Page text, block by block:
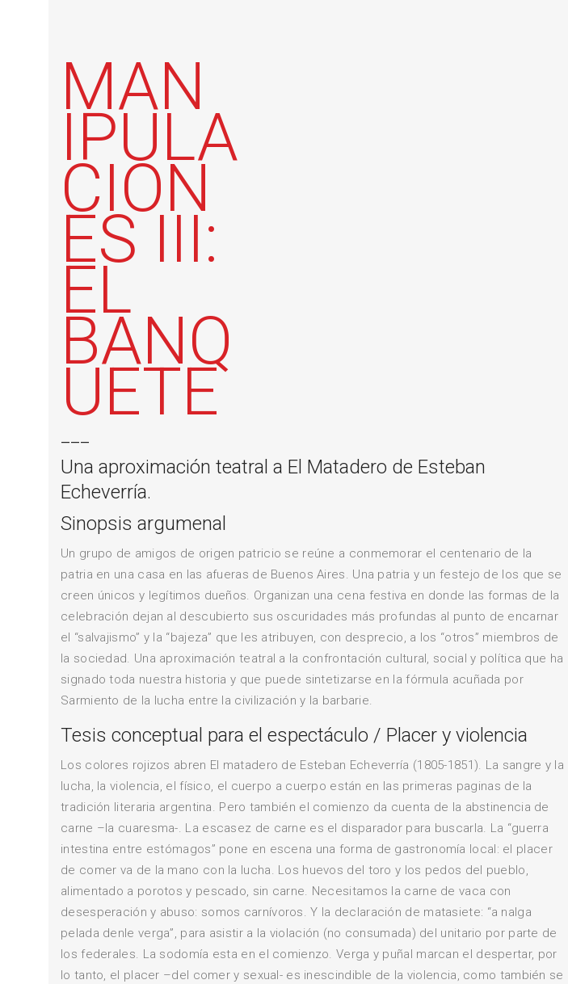
MAN
IPULA
CION
ES III:
EL
BANQ
UETE
Una aproximación teatral a El Matadero de Esteban
Echeverría.
Sinopsis argumenal
Un grupo de amigos de origen patricio se reúne a conmemorar el centenario de la
patria en una casa en las afueras de Buenos Aires. Una patria y un festejo de los que se
creen únicos y legítimos dueños. Organizan una cena festiva en donde las formas de la
celebración dejan al descubierto sus oscuridades más profundas al punto de encarnar
el “salvajismo” y la “bajeza” que les atribuyen, con desprecio, a los “otros” miembros de
la sociedad. Una aproximación teatral a la confrontación cultural, social y política que ha
signado toda nuestra historia y que puede sintetizarse en la fórmula acuñada por
Sarmiento de la lucha entre la civilización y la barbarie.
Tesis conceptual para el espectáculo / Placer y violencia
Los colores rojizos abren El matadero de Esteban Echeverría (1805-1851). La sangre y la
lucha, la violencia, el físico, el cuerpo a cuerpo están en las primeras paginas de la
tradición literaria argentina. Pero también el comienzo da cuenta de la abstinencia de
carne –la cuaresma-. La escasez de carne es el disparador para buscarla. La “guerra
intestina entre estómagos” pone en escena una forma de gastronomía local: el placer
de comer va de la mano con la lucha. Los huevos del toro y los pedos del pueblo,
alimentado a porotos y pescado, sin carne. Necesitamos la carne de vaca con
desesperación y abuso: somos carnívoros. Y la declaración de matasiete: “a nalga
pelada denle verga”, para asistir a la violación (no consumada) del unitario por parte de
los federales. La sodomía esta en el comienzo. Verga y puñal marcan el despertar, por
lo tanto, el placer –del comer y sexual- es inescindible de la violencia, como también se